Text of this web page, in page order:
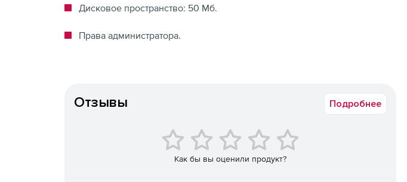
Дисковое пространство: 50 Мб.
Права администратора.
Отзывы Подробнее
Как бы вы оценили продукт?